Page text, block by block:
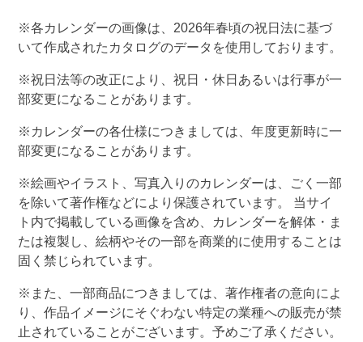
※各カレンダーの画像は、 2026年春頃の祝日法に基づ
いて作成されたカタログのデータを使用しております。
※祝日法等の改正により、祝日・休日あるいは行事が一
部変更になることがあります。
※カレンダーの各仕様につきましては、年度更新時に一
部変更になることがあります。
※絵画やイラスト、写真入りのカレンダーは、ごく一部
を除いて著作権などにより保護されています。 当サイ
ト内で掲載している画像を含め、カレンダーを解体・ま
たは複製し、絵柄やその一部を商業的に使用することは
固く禁じられています。
※また、一部商品につきましては、著作権者の意向によ
り、作品イメージにそぐわない特定の業種への販売が禁
止されていることがございます。予めご了承ください。